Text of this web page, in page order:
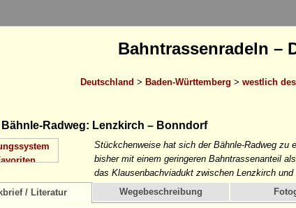
Bahntrassenradeln –
Deutschland > Baden-Württemberg > westlich
Bähnle-Radweg: Lenzkirch – Bonndorf
Stückchenweise hat sich der Bähnle-Radweg zu
bisher mit einem geringeren Bahntrassenanteil
das Klausenbachviadukt zwischen Lenzkirch und
/ Literatur
Wegebeschreibung